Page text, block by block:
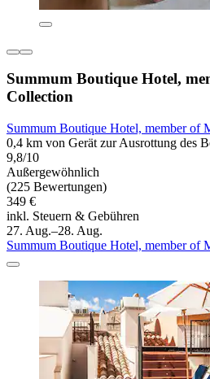
Summum Boutique Hotel,
Collection
Summum Boutique Hotel, member of
0,4 km von Gerät zur Ausrottung des
9,8/10
Außergewöhnlich
(225 Bewertungen)
349 €
inkl. Steuern & Gebühren
27. Aug.–28. Aug.
Summum Boutique Hotel, member of